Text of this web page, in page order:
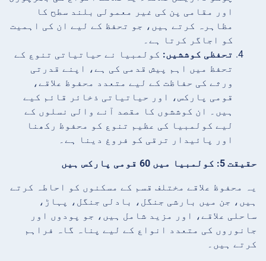
اور مقامی پن کی غیر معمولی بلند سطح کا
مظاہرہ کرتے ہیں، جو تحفظ کے لیے ان کی اہمیت
کو اجاگر کرتا ہے۔
تحفظی کوششیں: کولمبیا نے حیاتیاتی تنوع کے
تحفظ میں اہم پیش قدمی کی ہے، اپنے قدرتی
ورثے کی حفاظت کے لیے متعدد محفوظ علاقے،
قومی پارکس، اور حیاتیاتی ذخائر قائم کیے
ہیں۔ ان کوششوں کا مقصد آنے والی نسلوں کے
لیے کولمبیا کی عظیم تنوع کو محفوظ رکھنا
اور پائیدار ترقی کو فروغ دینا ہے۔
حقیقت 5: کولمبیا میں 60 قومی پارکس ہیں
یہ محفوظ علاقے مختلف قسم کے مسکنوں کو احاطہ کرتے
ہیں، جن میں بارشی جنگل، بادلی جنگل، پہاڑ،
ساحلی علاقے، اور مزید شامل ہیں، جو پودوں اور
جانوروں کی متعدد انواع کے لیے پناہ گاہ فراہم
کرتے ہیں۔